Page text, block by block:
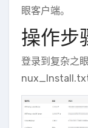
眼客户端。
操作步
登录到复杂之
nux_Install.txt